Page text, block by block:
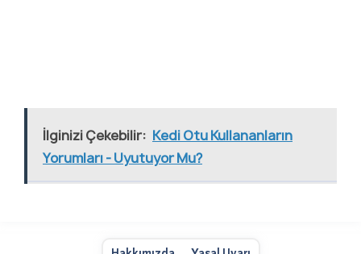
İlginizi Çekebilir: Kedi Otu Kullananların
Yorumları - Uyutuyor Mu?